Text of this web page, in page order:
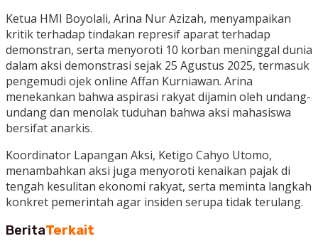
Ketua HMI Boyolali, Arina Nur Azizah, menyampaikan
kritik terhadap tindakan represif aparat terhadap
demonstran, serta menyoroti 10 korban meninggal dunia
dalam aksi demonstrasi sejak 25 Agustus 2025, termasuk
pengemudi ojek online Affan Kurniawan. Arina
menekankan bahwa aspirasi rakyat dijamin oleh undang-
undang dan menolak tuduhan bahwa aksi mahasiswa
bersifat anarkis.
Koordinator Lapangan Aksi, Ketigo Cahyo Utomo,
menambahkan aksi juga menyoroti kenaikan pajak di
tengah kesulitan ekonomi rakyat, serta meminta langkah
konkret pemerintah agar insiden serupa tidak terulang.
BeritaTerkait